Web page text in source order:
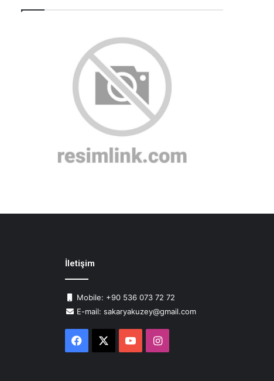
İletişim
Mobile: +90 536 073 72 72
E-mail: sakaryakuzey@gmail.com
Facebook YouTubeInstagram